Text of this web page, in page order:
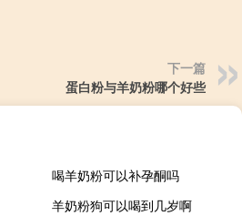
下一篇
蛋白粉与羊奶粉哪个好些
喝羊奶粉可以补孕酮吗
羊奶粉狗可以喝到几岁啊